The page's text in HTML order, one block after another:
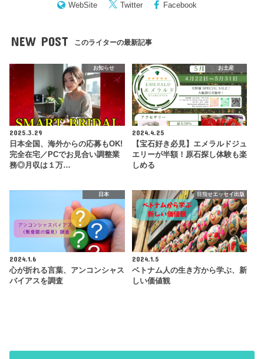
WebSite Twitter Facebook
NEW POST このライターの最新記事
お知らせ
2025.3.29
日本全国、海外からの応募もOK!
完全在宅／PCでお見合い調整業
務◎月収は１万…
お土産
2024.4.25
【宝石好き必見】エメラルドジュ
エリーが半額！原石探し体験も楽
しめる
日本
2024.1.6
心が折れる言葉、アンコンシャス
バイアスを調査
目指せエッセイ出版
2024.1.5
ベトナム人の生き方から学ぶ、新
しい価値観